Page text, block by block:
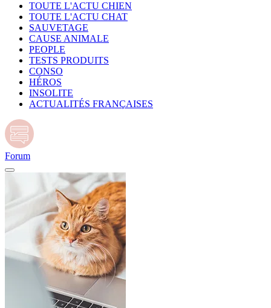
TOUTE L'ACTU CHIEN
TOUTE L'ACTU CHAT
SAUVETAGE
CAUSE ANIMALE
PEOPLE
TESTS PRODUITS
CONSO
HÉROS
INSOLITE
ACTUALITÉS FRANÇAISES
Forum